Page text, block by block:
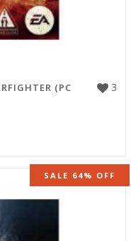
3
(PC
SALE 64% OFF